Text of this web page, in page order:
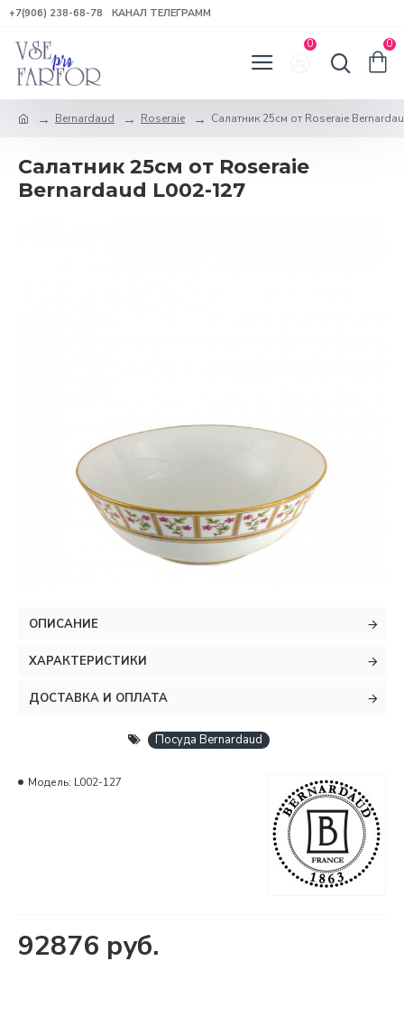
+7(906) 238-68-78 КАНАЛ ТЕЛЕГРАММ
0 0
Bernardaud Roseraie Салатник 25см от Roseraie
Салатник 25см от Roseraie
Bernardaud L002-127
ОПИСАНИЕ
ХАРАКТЕРИСТИКИ
ДОСТАВКА И ОПЛАТА
Посуда Bernardaud
92876 руб.
Модель: L002-127